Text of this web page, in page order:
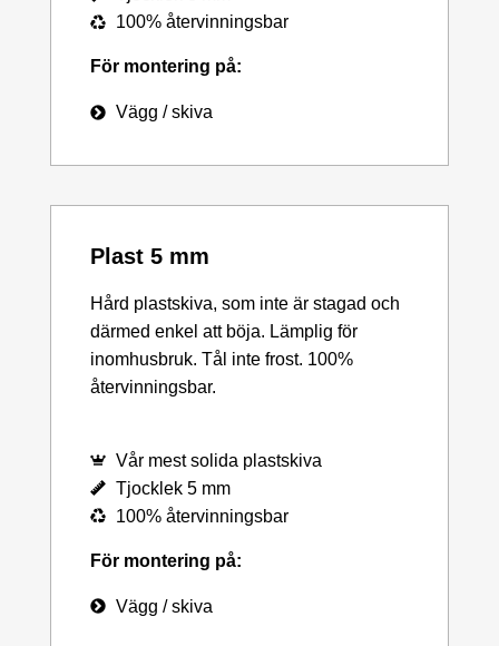
100% återvinningsbar
För montering på:
Vägg / skiva
Plast 5 mm
Hård plastskiva, som inte är stagad och
därmed enkel att böja. Lämplig för
inomhusbruk. Tål inte frost. 100%
återvinningsbar.
Vår mest solida plastskiva
Tjocklek 5 mm
100% återvinningsbar
För montering på:
Vägg / skiva